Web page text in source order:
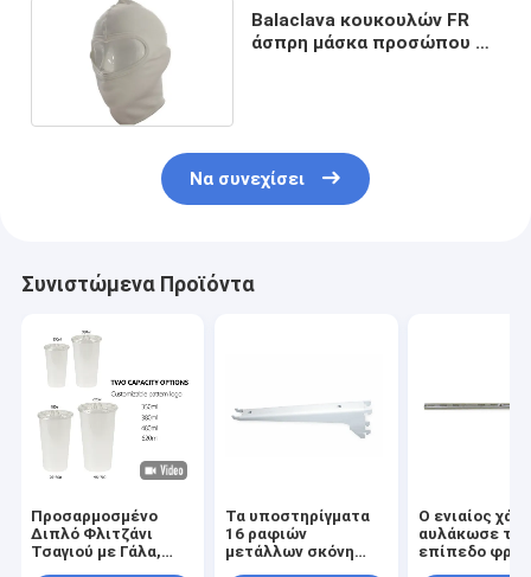
Balaclava κουκουλών FR
άσπρη μάσκα προσώπου με
Να συνεχίσει
Συνιστώμενα Προϊόντα
Προσαρμοσμένο
Διπλό Φλιτζάνι
Τσαγιού με Γάλα,
Τα υποστηρίγματα
16 ραφιών
μετάλλων σκόνη
Ο ενιαίος
αυλάκωσε τον
επίπεδο